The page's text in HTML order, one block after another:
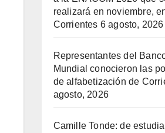
realizará en noviembre,
Corrientes 6 agosto, 2026
Representantes del
Mundial conocieron las
de alfabetización de
agosto, 2026
Camille Tonde: de